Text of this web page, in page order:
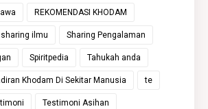
REKOMENDASI KHODAM
sharing ilmu Sharing Pengalaman
Spiritpedia Tahukah anda
Khodam Di Sekitar Manusia te
Testimoni Asihan